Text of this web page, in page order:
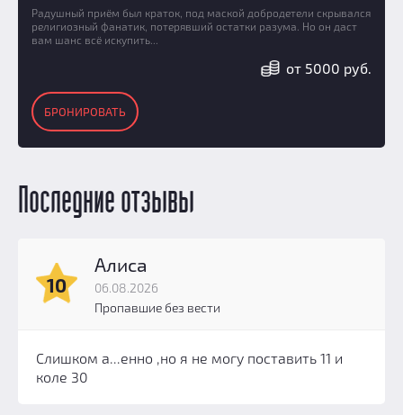
Радушный приём был краток, под маской добродетели скрывался
религиозный фанатик, потерявший остатки разума. Но он даст
вам шанс всё искупить...
от 5000 руб.
БРОНИРОВАТЬ
Последние отзывы
10
Алиса
06.08.2026
Пропавшие без вести
Слишком а...енно ,но я не могу поставить 11 и
коле 30